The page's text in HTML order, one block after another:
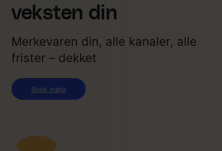
veksten din
Merkevaren din, alle kanaler, alle
frister – dekket
Book møte